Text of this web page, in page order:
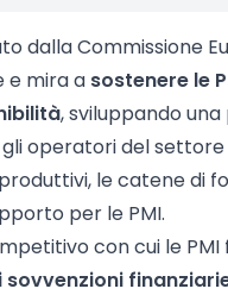
dalla Commissione
e mira a sostenere le
, sviluppando
operatori del
le catene di
per le PMI.
con cui le